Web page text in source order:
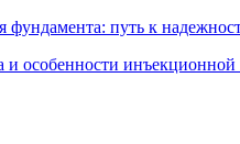
фундамента: путь к
особенности инъекционной